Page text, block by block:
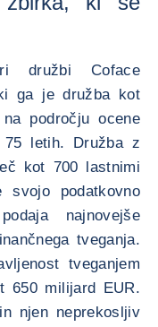
družbi Coface
ga je družba kot
področju ocene
letih. Družba z
kot 700 lastnimi
svojo podatkovno
najnovejše
tveganja.
tveganjem
650 milijard EUR.
njen neprekosljiv